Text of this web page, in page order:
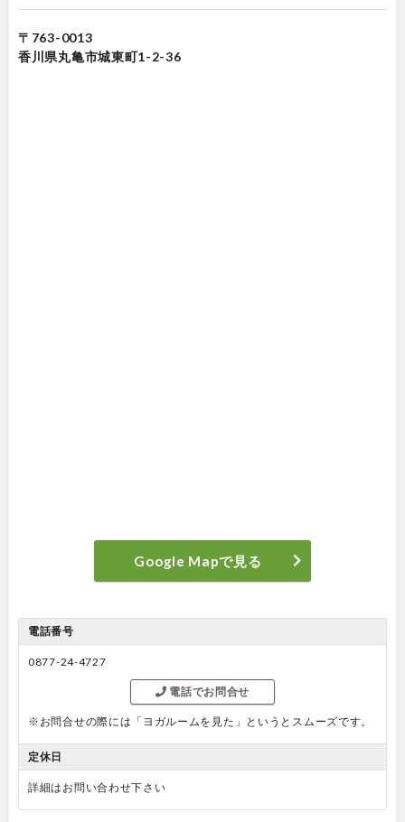
〒763-0013
香川県丸亀市城東町1-2-36
Google Mapで見る
電話番号
0877-24-4727
電話でお問合せ
※お問合せの際には「ヨガルームを見た」というとスムーズです。
定休日
詳細はお問い合わせ下さい